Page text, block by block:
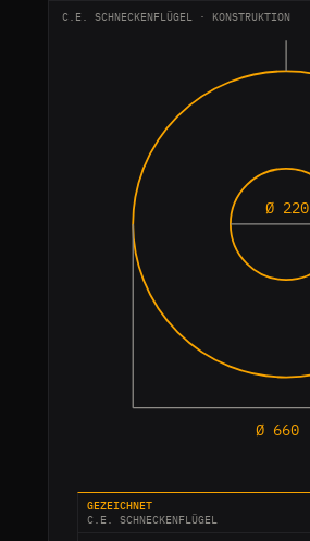
C.E. SCHNECKENFLÜGEL · KONSTRUKTION
Ø 660
Ø 220
GEZEICHNET
C.E. SCHNECKENFLÜGEL